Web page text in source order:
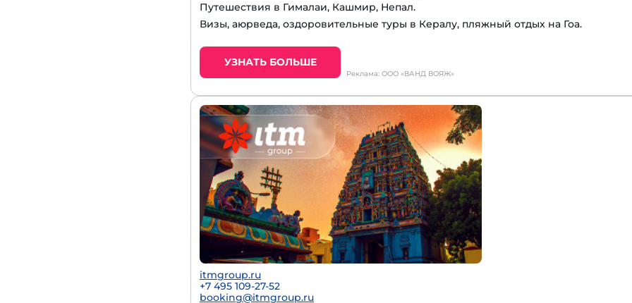
Путешествия в Гималаи, Кашмир, Непал.
Визы, аюрведа, оздоровительные туры в Кералу, пляжный отдых на Гоа.
УЗНАТЬ БОЛЬШЕ
Реклама: ООО «ВАНД ВОЯЖ»
itmgroup.ru
+7 495 109-27-52
booking@itmgroup.ru